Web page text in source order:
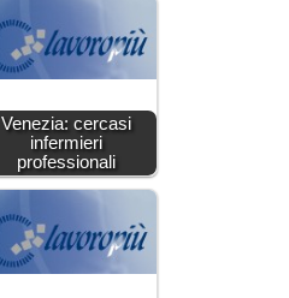
Venezia: cercasi
infermieri
professionali